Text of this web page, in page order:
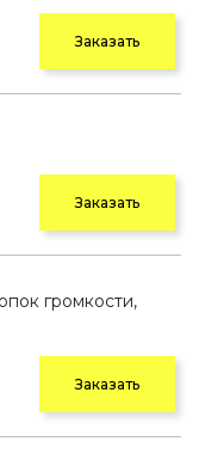
Заказать
Заказать
громкости,
Заказать